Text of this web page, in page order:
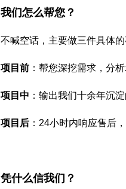
我们怎么帮您？
不喊空话，主要做三件具体的
项目前 ：帮您深挖需求，分
项目中 ：输出我们十余年沉
项目后 ：24小时内响应售后
凭什么信我们？